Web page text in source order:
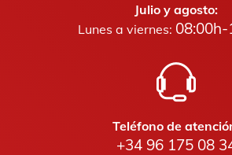
Julio y agosto:
Lunes a viernes: 08:00h-
Teléfono de
+34 96 175 08